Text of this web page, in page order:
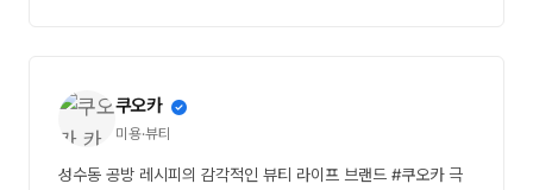
쿠오카
미용·뷰티
성수동 공방 레시피의 감각적인 뷰티 라이프 브랜드 #쿠오카 극